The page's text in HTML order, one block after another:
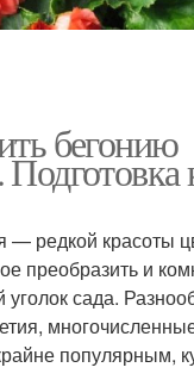
бегонию
— редкой красоты
преобразить и
уголок сада.
популярным,